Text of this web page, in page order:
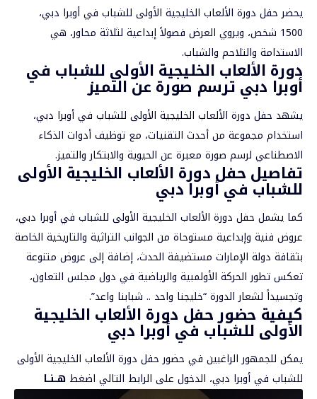
يحضر حفل دورة الألعاب الخليجية الأولى للشباب في أوبرا دبي،
1500 شخص، ويروي العرض فصولاً إبداعية لثلاثة محاور، هي
الاستدامة والتلاحم والشباب.
دورة الألعاب الخليجية الأولى للشباب في
أوبرا دبي ترسم صورة عن التميز
يشهد حفل دورة الألعاب الخليجية الأولى للشباب في أوبرا دبي،
استخدام مجموعة من أحدث التقنيات، مع توظيف أدوات الذكاء
الاصطناعي لرسم صورة معبرة عن الحيوية والابتكار والتميز.
تفاصيل حفل دورة الألعاب الخليجية الأولى
للشباب في أوبرا دبي
كما يشمل حفل دورة الألعاب الخليجية الأولى للشباب في أوبرا دبي،
عروض فنية وإبداعية مستوحاة من الجوانب التراثية والتاريخية الخاصة
بثقافة دولة الإمارات مستضيفة الحدث، إضافة إلى عروض متنوعة
تعكس تطور الحركة الأولمبية والرياضية في دول مجلس التعاون،
وتجسيداً لشعار الدورة “خليجنا واحد .. شبابنا واعد”.
كيفية حضور حفل دورة الألعاب الخليجية
الأولى للشباب في أوبرا دبي
يمكن للجمهور الراغبين في حضور حفل دورة الألعاب الخليجية الأولى
للشباب في أوبرا دبي، الدخول على الرابط التالي اضغط هــنــا